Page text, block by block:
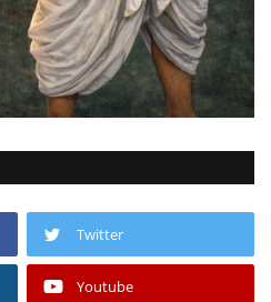
Twitter
Youtube